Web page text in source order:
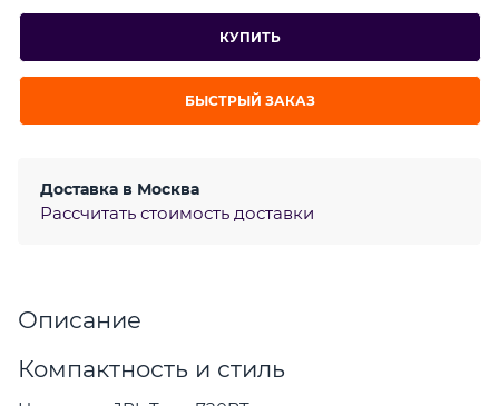
КУПИТЬ
БЫСТРЫЙ ЗАКАЗ
Доставка в Москва
Рассчитать стоимость доставки
Описание
Компактность и стиль